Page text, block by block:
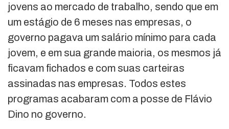
jovens ao mercado de trabalho, sendo que em
um estágio de 6 meses nas empresas, o
governo pagava um salário mínimo para cada
jovem, e em sua grande maioria, os mesmos já
ficavam fichados e com suas carteiras
assinadas nas empresas. Todos estes
programas acabaram com a posse de Flávio
Dino no governo.